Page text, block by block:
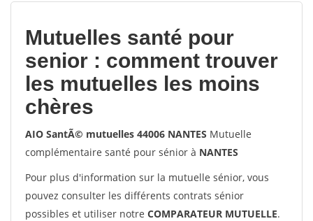
Mutuelles santé pour
senior : comment trouver
les mutuelles les moins
chères
AIO SantÃ© mutuelles 44006 NANTES Mutuelle
complémentaire santé pour sénior à NANTES
Pour plus d'information sur la mutuelle sénior, vous
pouvez consulter les différents contrats sénior
possibles et utiliser notre COMPARATEUR MUTUELLE.